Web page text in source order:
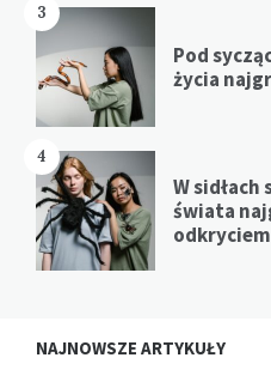
3
Pod
życia
4
W
świata
NAJNOWSZE ARTYKUŁY